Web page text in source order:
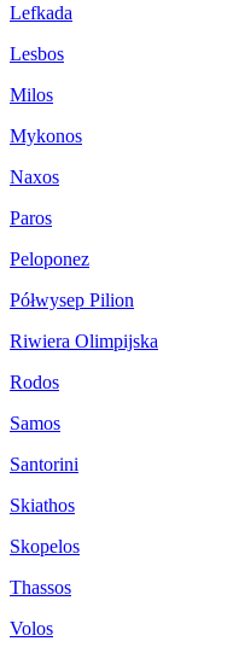
Lefkada
Lesbos
Milos
Mykonos
Naxos
Paros
Peloponez
Półwysep Pilion
Riwiera Olimpijska
Rodos
Samos
Santorini
Skiathos
Skopelos
Thassos
Volos